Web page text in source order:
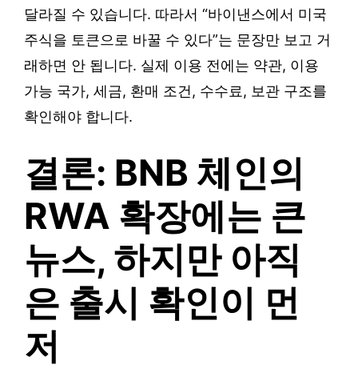
달라질 수 있습니다. 따라서 “바이낸스에서 미국
주식을 토큰으로 바꿀 수 있다”는 문장만 보고 거
래하면 안 됩니다. 실제 이용 전에는 약관, 이용
가능 국가, 세금, 환매 조건, 수수료, 보관 구조를
확인해야 합니다.
결론: BNB 체인의
RWA 확장에는 큰
뉴스, 하지만 아직
은 출시 확인이 먼
저